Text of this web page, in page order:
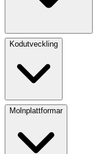
Kodutveckling
Molnplattformar